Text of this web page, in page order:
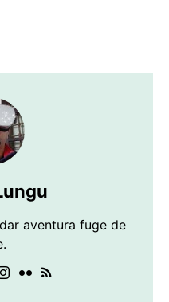
aventura fuge de